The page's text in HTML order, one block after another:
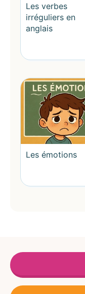
Les verbes
irréguliers en
anglais
Les émotions